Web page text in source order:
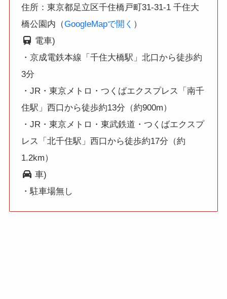
住所：東京都足立区千住橋戸町31-31-1 千住大
橋公園内（GoogleMapで開く ）
電車)
・京成電鉄本線「千住大橋駅」北口から徒歩約
3分
・JR・東京メトロ・つくばエクスプレス「南千
住駅」西口から徒歩約13分（約900m）
・JR・東京メトロ・東武鉄道・つくばエクスプ
レス「北千住駅」西口から徒歩約17分（約
1.2km）
車)
・駐車場無し